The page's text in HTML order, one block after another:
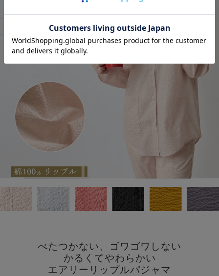
べたつかない、ゴワゴワしない
かるくてやわらかい
エアリーリップルパジャマ